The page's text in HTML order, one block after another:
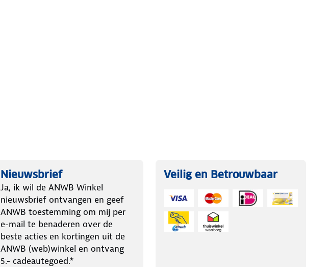
Nieuwsbrief
Ja, ik wil de ANWB Winkel
nieuwsbrief ontvangen en geef
ANWB toestemming om mij per
e-mail te benaderen over de
beste acties en kortingen uit de
ANWB (web)winkel en ontvang
5.- cadeautegoed.*
Veilig en Betrouwbaar